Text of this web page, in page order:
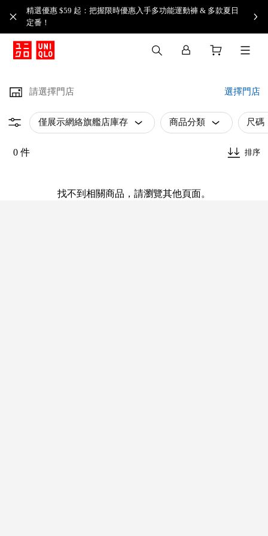
精選優惠 $59 起：把握限時優惠入手多功能運動褲 & 多款夏日
定番！​
請選擇門店 選擇門店
僅展示網絡旗艦店庫存 商品分類 尺碼
0 件 排序
找不到相關商品，請瀏覽其他頁面。